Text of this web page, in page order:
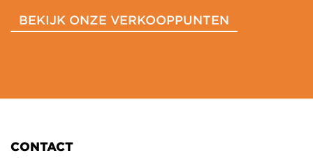
BEKIJK ONZE VERKOOPPUNTEN
CONTACT